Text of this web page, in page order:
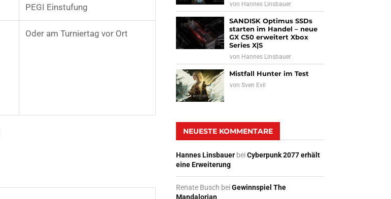
PEGI Einstufung
Oder am Turniertag vor Ort
von Hannes Linsbauer
SANDISK Optimus SSDs
starten im Handel – neue
GX C50 erweitert Xbox
Series X|S
von Hannes Linsbauer
Mistfall Hunter im Test
vonSven Evil
NEUESTE KOMMENTARE
Hannes Linsbauer beiCyberpunk 2077 erhält
eine Erweiterung
Renate Busch beiGewinnspiel The
Mandalorian